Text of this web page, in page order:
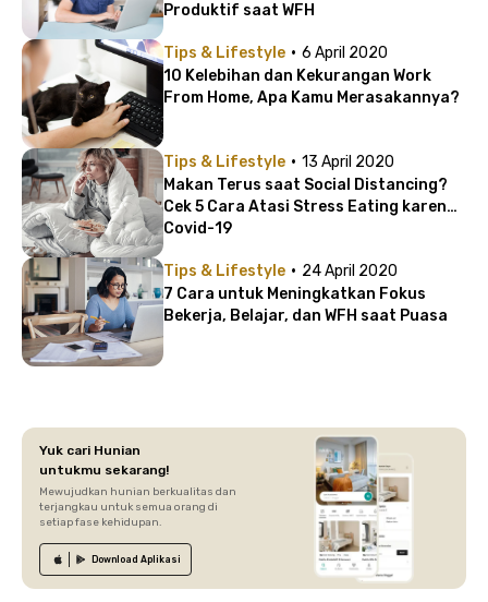
Produktif saat WFH
Tips & Lifestyle · 6 April 2020
10 Kelebihan dan Kekurangan Work
From Home, Apa Kamu Merasakannya?
Tips & Lifestyle · 13 April 2020
Makan Terus saat Social Distancing?
Cek 5 Cara Atasi Stress Eating karena
Covid-19
Tips & Lifestyle · 24 April 2020
7 Cara untuk Meningkatkan Fokus
Bekerja, Belajar, dan WFH saat Puasa
Yuk cari Hunian
untukmu sekarang!
Mewujudkan hunian berkualitas dan
terjangkau untuk semua orang di
setiap fase kehidupan.
Download Aplikasi